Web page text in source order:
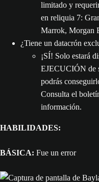
limitado y
en reliquia 7:
Marrok, Morgan
¿Tiene un datacrón
¡SÍ! Solo estará
EJECUCIÓN de
podrás
Consulta el
información.
HABILIDADES:
BÁSICA: Fue un error